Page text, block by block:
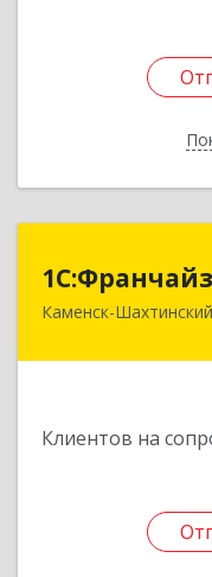
Каменск-Шахтинский
Клиентов на
347800,